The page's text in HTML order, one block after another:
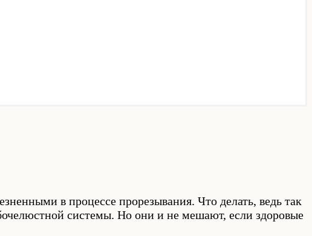
в процессе прорезывания. Что делать, ведь так
системы. Но они и не мешают, если здоровые